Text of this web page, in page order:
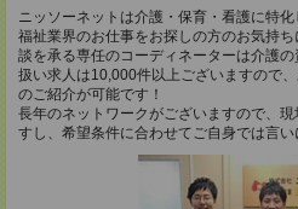
ニッソーネットは介護・保育・看護に特化
福祉業界のお仕事をお探しの方のお気持
談を承る専任のコーディネーターは介護
扱い求人は10,000件以上ございますので
のご紹介が可能です！
長年のネットワークがございますので、
すし、希望条件に合わせてご自身では言い